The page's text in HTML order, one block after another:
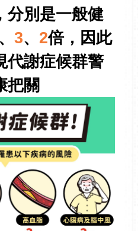
分別是一般健
、 3、 2倍，因此
代謝症候群警
把關